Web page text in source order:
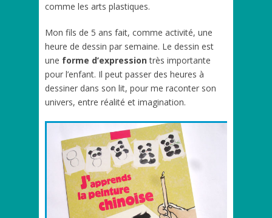
comme les arts plastiques.
Mon fils de 5 ans fait, comme activité, une
heure de dessin par semaine. Le dessin est
une forme d’expressiontrès importante
pour l’enfant. Il peut passer des heures à
dessiner dans son lit, pour me raconter son
univers, entre réalité et imagination.